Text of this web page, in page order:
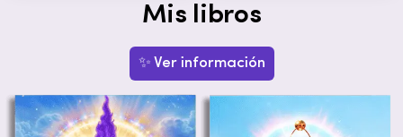
Mis libros
✨ Ver información